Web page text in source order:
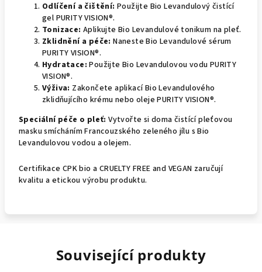
Odlíčení a čištění: Použijte Bio Levandulový čistící
gel PURITY VISION®.
Tonizace: Aplikujte Bio Levandulové tonikum na pleť.
Zklidnění a péče: Naneste Bio Levandulové sérum
PURITY VISION®.
Hydratace: Použijte Bio Levandulovou vodu PURITY
VISION®.
Výživa: Zakončete aplikací Bio Levandulového
zklidňujícího krému nebo oleje PURITY VISION®.
Speciální péče o pleť: Vytvořte si doma čistící pleťovou
masku smícháním Francouzského zeleného jílu s Bio
Levandulovou vodou a olejem.
Certifikace CPK bio a CRUELTY FREE and VEGAN zaručují
kvalitu a etickou výrobu produktu.
Související produkty